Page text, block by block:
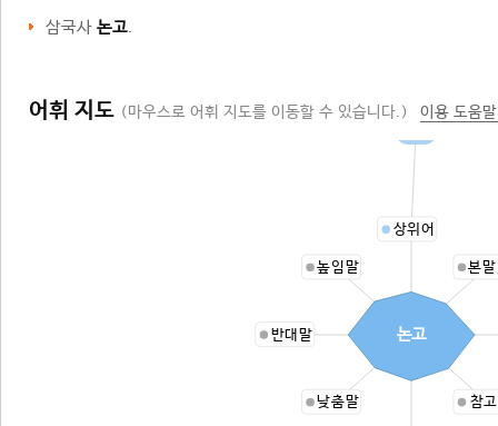
삼국사 논고.
어휘 지도 (마우스로 어휘 지도를 이동할 수 있습니다.) 이용 도움
상위어
본
참
낮춤말
반대말
높임말
논고